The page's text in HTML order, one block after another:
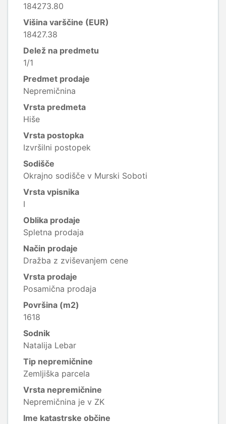
184273.80
Višina varščine (EUR)
18427.38
Delež na predmetu
1/1
Predmet prodaje
Nepremičnina
Vrsta predmeta
Hiše
Vrsta postopka
Izvršilni postopek
Sodišče
Okrajno sodišče v Murski Soboti
Vrsta vpisnika
I
Oblika prodaje
Spletna prodaja
Način prodaje
Dražba z zviševanjem cene
Vrsta prodaje
Posamična prodaja
Površina (m2)
1618
Sodnik
Natalija Lebar
Tip nepremičnine
Zemljiška parcela
Vrsta nepremičnine
Nepremičnina je v ZK
Ime katastrske občine